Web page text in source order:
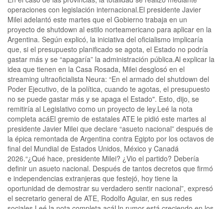
operaciones con legislación internacional.El presidente Javier
Milei adelantó este martes que el Gobierno trabaja en un
proyecto de shutdown al estilo norteamericano para aplicar en la
Argentina. Según explicó, la iniciativa del oficialismo implicaría
que, si el presupuesto planificado se agota, el Estado no podría
gastar más y se “apagaría” la administración pública.Al explicar la
idea que tienen en la Casa Rosada, Milei desglosó en el
streaming ultraoficialista Neura: “En el armado del shutdown del
Poder Ejecutivo, de la política, cuando te agotas, el presupuesto
no se puede gastar más y se apaga el Estado". Esto, dijo, se
remitiría al Legislativo como un proyecto de ley.Leé la nota
completa acáEl gremio de estatales ATE le pidió este martes al
presidente Javier Milei que declare “asueto nacional” después de
la épica remontada de Argentina contra Egipto por los octavos de
final del Mundial de Estados Unidos, México y Canadá
2026.“¿Qué hace, presidente Milei? ¿Vio el partido? Debería
definir un asueto nacional. Después de tantos decretos que firmó
e independencias extranjeras que festejó, hoy tiene la
oportunidad de demostrar su verdadero sentir nacional”, expresó
el secretario general de ATE, Rodolfo Aguiar, en sus redes